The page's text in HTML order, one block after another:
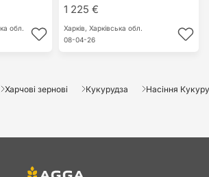
обл.
1 225 €
Харків, Харківська обл.
08-04-26
Харчові зернові Кукурудза Насіння